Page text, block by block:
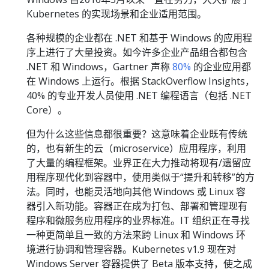
Kubernetes 的实现场景和企业适用范围。
各种规模的企业都在 .NET 和基于 Windows 的应用程
序上进行了大量投资。如今许多企业产品组合都包含
.NET 和 Windows，Gartner 声称80% 的企业应用都
在 Windows 上运行。根据 StackOverflow Insights，
40% 的专业开发人员使用 .NET 编程语言（包括 .NET
Core）。
但为什么这些信息都很重要？这意味着企业既有传统
的，也有新生的云（microservice）应用程序，利用
了大量的编程框架。业界正在大力推动将现有/遗留应
用程序现代化到容器中，使用类似于“提升和转移”的方
法。同时，也能灵活地向其他 Windows 或 Linux 容
器引入新功能。容器正在成为打包、部署和管理现有
程序和微服务应用程序的业界标准。IT 组织正在寻找
一种更简单且一致的方法来跨 Linux 和 Windows 环
境进行协调和管理容器。Kubernetes v1.9 现在对
Windows Server 容器提供了 Beta 版本支持，使之成